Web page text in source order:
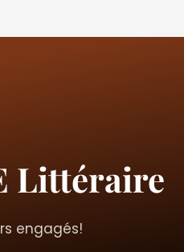
Littéraire
engagés!